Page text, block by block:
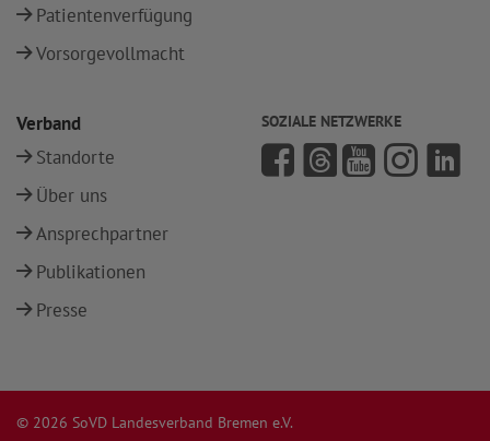
Patientenverfügung
Vorsorgevollmacht
Verband
Standorte
Über uns
Ansprechpartner
Publikationen
Presse
SOZIALE NETZWERKE
© 2026 SoVD Landesverband Bremen e.V.